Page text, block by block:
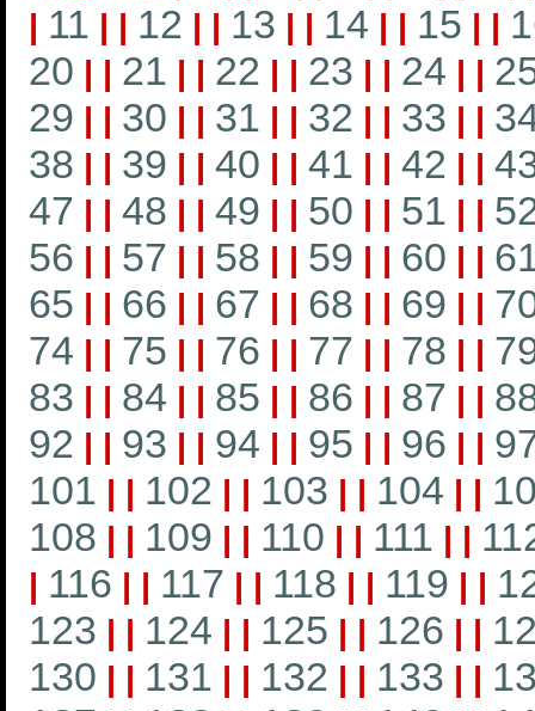
| 11 | | 12 | | 13 | | 14 | | 15 | |
20 | | 21 | | 22 | | 23 | | 24 | |
29 | | 30 | | 31 | | 32 | | 33 | |
38 | | 39 | | 40 | | 41 | | 42 | |
47 | | 48 | | 49 | | 50 | | 51 | |
56 | | 57 | | 58 | | 59 | | 60 | |
65 | | 66 | | 67 | | 68 | | 69 | |
74 | | 75 | | 76 | | 77 | | 78 | |
83 | | 84 | | 85 | | 86 | | 87 | |
92 | | 93 | | 94 | | 95 | | 96 | |
101 | | 102 | | 103 | | 104 | |
108 | | 109 | | 110 | | 111 | |
| 116 | | 117 | | 118 | | 119 | |
123 | | 124 | | 125 | | 126 | |
130 | | 131 | | 132 | | 133 | |